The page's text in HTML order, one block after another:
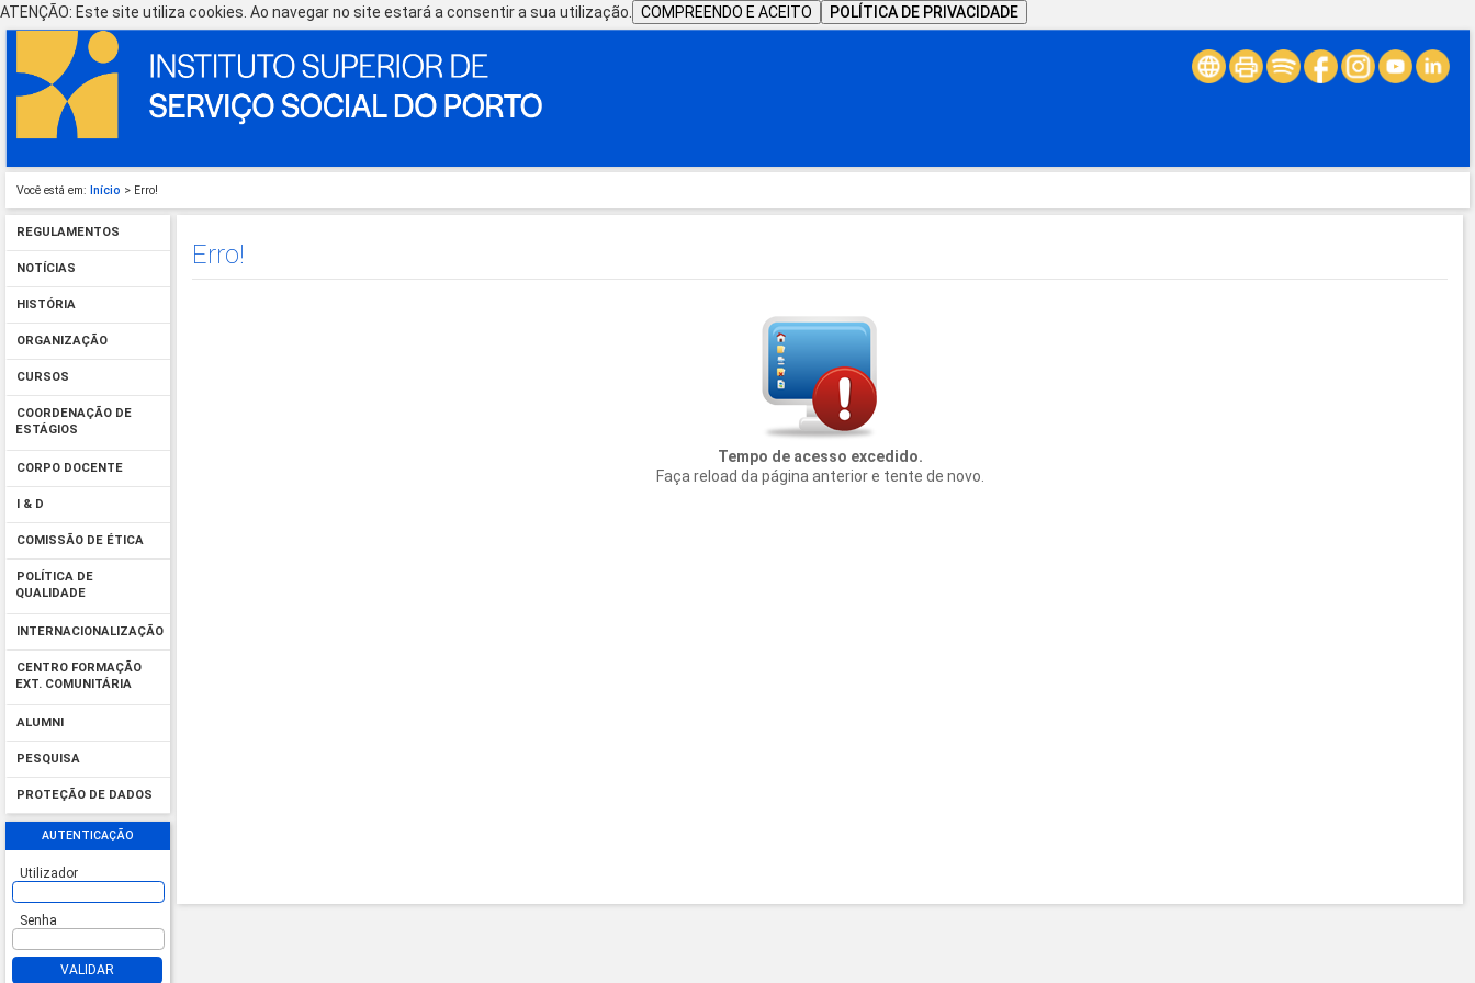
ATENÇÃO: Este site utiliza cookies. Ao navegar no site estará a consentir a sua utilização. COMPREENDO E ACEITO POLÍTICA DE PRIVACIDADE
Você está em: Início > Erro!
REGULAMENTOS
NOTÍCIAS
HISTÓRIA
ORGANIZAÇÃO
CURSOS
COORDENAÇÃO DE
ESTÁGIOS
CORPO DOCENTE
I & D
COMISSÃO DE ÉTICA
POLÍTICA DE
QUALIDADE
INTERNACIONALIZAÇÃO
CENTRO FORMAÇÃO
EXT. COMUNITÁRIA
ALUMNI
PESQUISA
PROTEÇÃO DE DADOS
AUTENTICAÇÃO
Utilizador
Senha
VALIDAR
Erro!
Tempo de acesso excedido.
Faça reload da página anterior e tente de novo.